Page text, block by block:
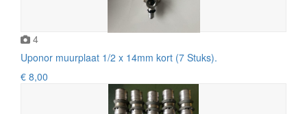
4
Uponor muurplaat 1/2 x 14mm kort (7 Stuks).
€ 8,00